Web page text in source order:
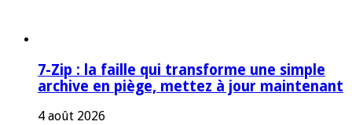
7-Zip : la faille qui transforme une simple
archive en piège, mettez à jour maintenant
4 août 2026